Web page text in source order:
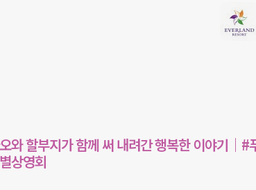
와 할부지가 함께 써 내려간 행복한 이야기｜#
상영회